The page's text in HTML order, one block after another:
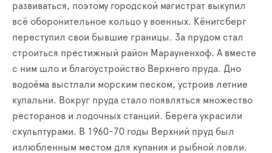
развиваться, поэтому городской магистрат выкупил
всё оборонительное кольцо у военных. Кёнигсберг
переступил свои бывшие границы. За прудом стал
строиться престижный район Марауненхоф. А вместе
с ним шло и благоустройство Верхнего пруда. Дно
водоёма выстлали морским песком, устроив летние
купальни. Вокруг пруда стало появляться множество
ресторанов и лодочных станций. Берега украсили
скульптурами. В 1960-70 годы Верхний пруд был
излюбленным местом для купания и рыбной ловли.